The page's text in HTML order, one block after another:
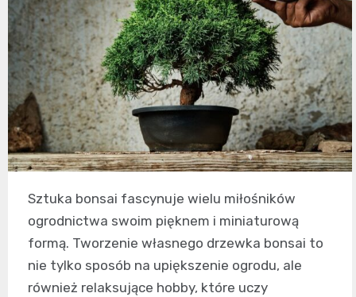
Sztuka bonsai fascynuje wielu miłośników
ogrodnictwa swoim pięknem i miniaturową
formą. Tworzenie własnego drzewka bonsai to
nie tylko sposób na upiększenie ogrodu, ale
również relaksujące hobby, które uczy